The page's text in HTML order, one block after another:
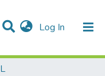
Log In (current)